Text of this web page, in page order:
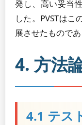
発し、高い妥当
した。PVSTは
展させたものであ
4. 方法
4.1 テス